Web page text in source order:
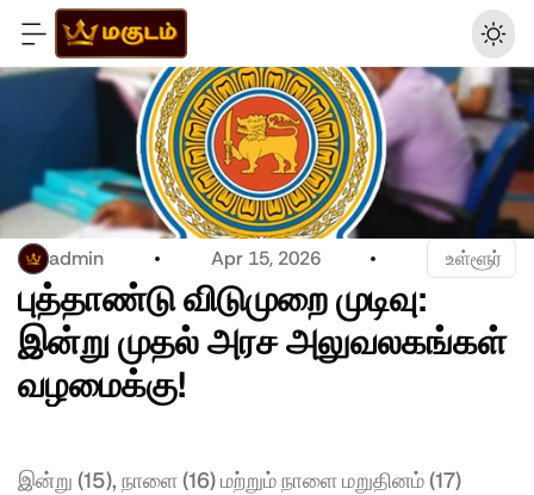
admin Apr 15, 2026 உள்ளூர்
புத்தாண்டு விடுமுறை முடிவு:
இன்று முதல் அரச அலுவலகங்கள்
வழமைக்கு!
இன்று (15), நாளை (16) மற்றும் நாளை மறுதினம் (17)